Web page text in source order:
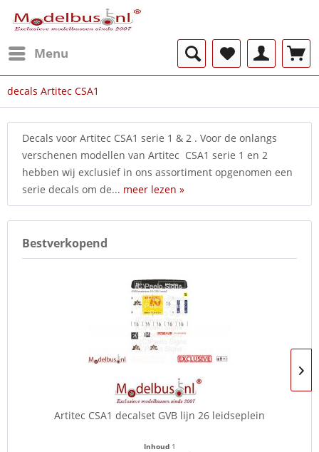
Menu
decals Artitec CSA1
Decals voor Artitec CSA1 serie 1 & 2 . Voor de onlangs
verschenen modellen van Artitec CSA1 serie 1 en 2
hebben wij exclusief in ons assortiment opgenomen een
serie decals om de... meer lezen »
Bestverkopend
Artitec CSA1 decalset GVB lijn 26 leidseplein
Inhoud 1